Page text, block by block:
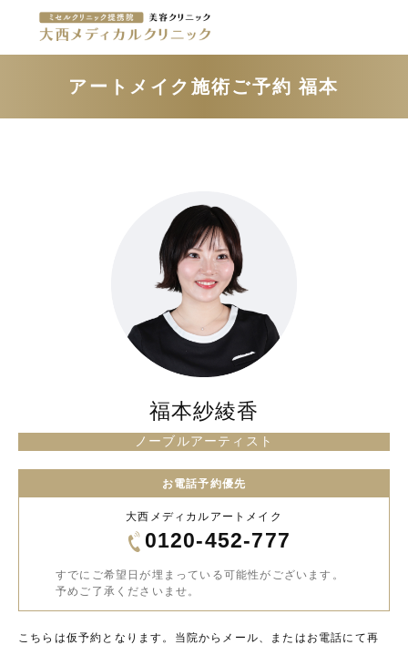
福本紗綾香
ノーブルアーティスト
お電話予約優先
大西メディカルアートメイク
0120-452-777
すでにご希望日が埋まっている可能性がございます。
予めご了承くださいませ。
こちらは仮予約となります。当院からメール、またはお電話にて再